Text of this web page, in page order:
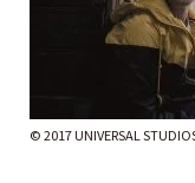
© 2017 UNIVERSAL